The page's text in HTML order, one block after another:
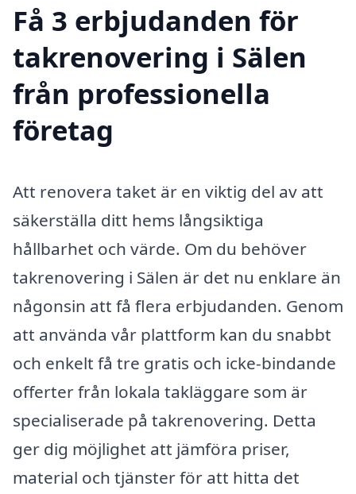
Få 3 erbjudanden för
takrenovering i Sälen
från professionella
företag
Att renovera taket är en viktig del av att
säkerställa ditt hems långsiktiga
hållbarhet och värde. Om du behöver
takrenovering i Sälen är det nu enklare än
någonsin att få flera erbjudanden. Genom
att använda vår plattform kan du snabbt
och enkelt få tre gratis och icke-bindande
offerter från lokala takläggare som är
specialiserade på takrenovering. Detta
ger dig möjlighet att jämföra priser,
material och tjänster för att hitta det